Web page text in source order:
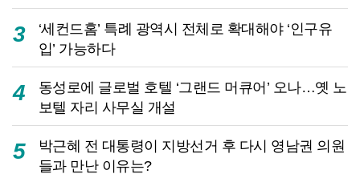
3
‘세컨드홈’ 특례 광역시 전체로 확대해야 ‘인구유
입’ 가능하다
4
동성로에 글로벌 호텔 ‘그랜드 머큐어’ 오나…옛 노
보텔 자리 사무실 개설
5
박근혜 전 대통령이 지방선거 후 다시 영남권 의원
들과 만난 이유는?